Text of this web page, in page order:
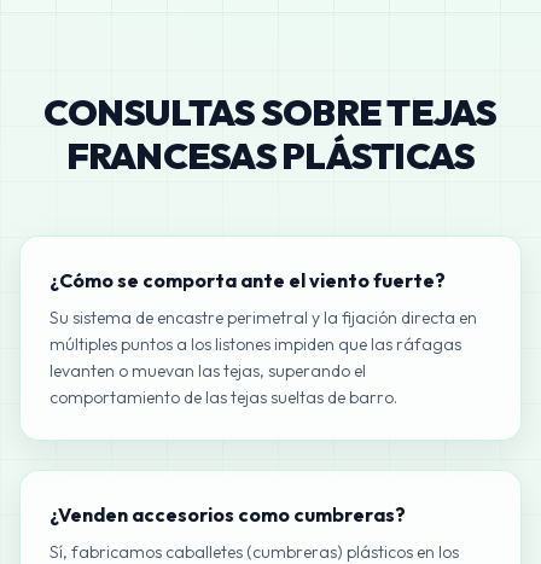
CONSULTAS SOBRE TEJAS
FRANCESAS PLÁSTICAS
¿Cómo se comporta ante el viento fuerte?
Su sistema de encastre perimetral y la fijación directa en
múltiples puntos a los listones impiden que las ráfagas
levanten o muevan las tejas, superando el
comportamiento de las tejas sueltas de barro.
¿Venden accesorios como cumbreras?
Sí, fabricamos caballetes (cumbreras) plásticos en los